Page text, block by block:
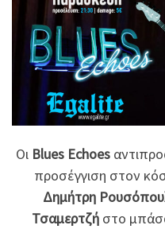
Οι Blues Echoes
προσέγγιση στον
Δημήτρη
Τσαμερτζήστο